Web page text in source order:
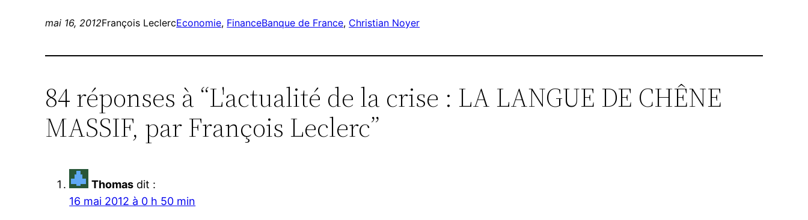
mai 16, 2012François LeclercEconomie, FinanceBanque de France, Christian Noyer
84 réponses à “L'actualité de la crise : LA LANGUE DE CHÊNE
MASSIF, par François Leclerc”
Thomas dit :
16 mai 2012 à 0 h 50 min